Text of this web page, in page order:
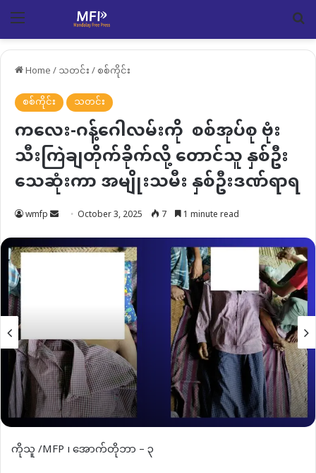
Menu
Home/သတင်း/စစ်ကိုင်း
စစ်ကိုင်း
သတင်း
ကလေး-ဂန့်ဂေါလမ်းကို စစ်အုပ်စု ဗုံး
သီးကြဲချတိုက်ခိုက်လို့ တောင်သူ နှစ်ဦး
သေဆုံးကာ အမျိုးသမီး နှစ်ဦးဒဏ်ရာရ
wmfp Send
email
October 3, 2025 7 1 minute read
ကိုသူ /MFP ၊ အောက်တိုဘာ – ၃